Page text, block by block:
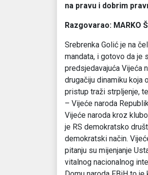
na pravu i dobrim
Razgovarao: MARKO
Srebrenka Golić je na
mandata, i gotovo da je
predsjedavajuća Vijeća
drugačiju dinamiku koja
pristup traži strpljenje,
– Vijeće naroda
Vijeće naroda kroz
je RS demokratsko
demokratski način.
pitanju su mijenjanje
vitalnog nacionalnog